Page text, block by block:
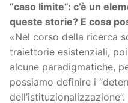
“caso limite”: c’è un
queste storie? E cosa
«Nel corso della ricerca
traiettorie esistenziali,
alcune paradigmatiche,
possiamo definire i